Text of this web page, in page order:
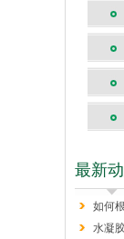
最新
如何
水凝